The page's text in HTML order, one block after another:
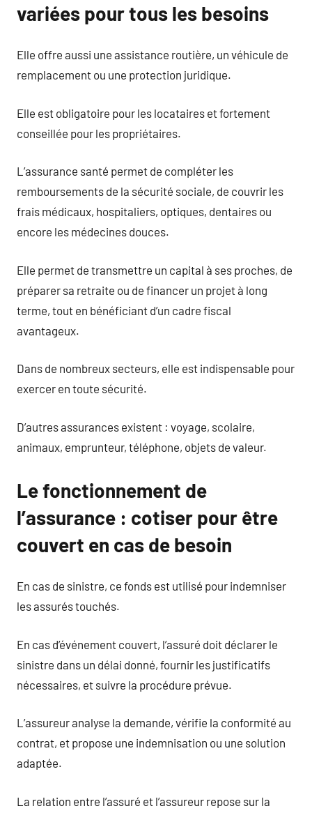
variées pour tous les besoins
Elle offre aussi une assistance routière, un véhicule de
remplacement ou une protection juridique.
Elle est obligatoire pour les locataires et fortement
conseillée pour les propriétaires.
L’assurance santé permet de compléter les
remboursements de la sécurité sociale, de couvrir les
frais médicaux, hospitaliers, optiques, dentaires ou
encore les médecines douces.
Elle permet de transmettre un capital à ses proches, de
préparer sa retraite ou de financer un projet à long
terme, tout en bénéficiant d’un cadre fiscal
avantageux.
Dans de nombreux secteurs, elle est indispensable pour
exercer en toute sécurité.
D’autres assurances existent : voyage, scolaire,
animaux, emprunteur, téléphone, objets de valeur.
Le fonctionnement de
l’assurance : cotiser pour être
couvert en cas de besoin
En cas de sinistre, ce fonds est utilisé pour indemniser
les assurés touchés.
En cas d’événement couvert, l’assuré doit déclarer le
sinistre dans un délai donné, fournir les justificatifs
nécessaires, et suivre la procédure prévue.
L’assureur analyse la demande, vérifie la conformité au
contrat, et propose une indemnisation ou une solution
adaptée.
La relation entre l’assuré et l’assureur repose sur la